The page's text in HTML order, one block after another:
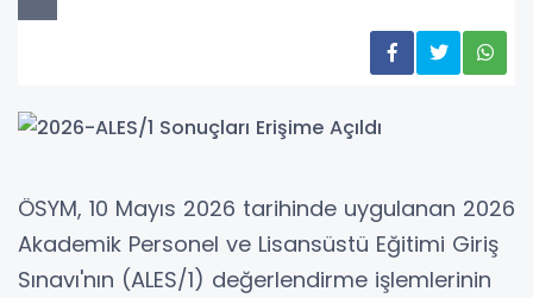
ÖSYM, 10 Mayıs 2026 tarihinde uygulanan 2026
Akademik Personel ve Lisansüstü Eğitimi Giriş
Sınavı'nın (ALES/1) değerlendirme işlemlerinin